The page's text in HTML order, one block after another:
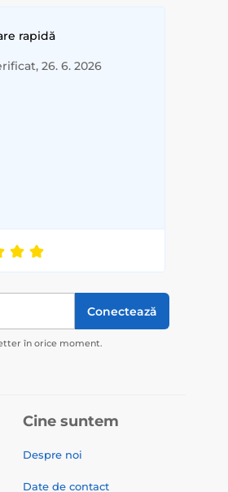
rapidă
26. 6. 2026
Conectează
în orice moment.
Cine suntem
Despre noi
Date de contact